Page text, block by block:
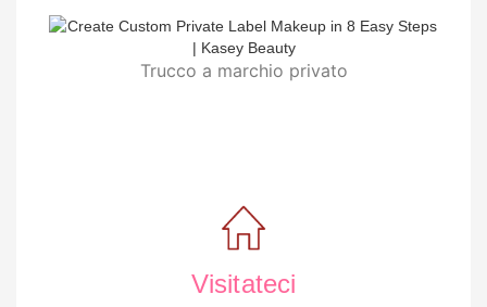
Trucco a marchio privato
Visitateci